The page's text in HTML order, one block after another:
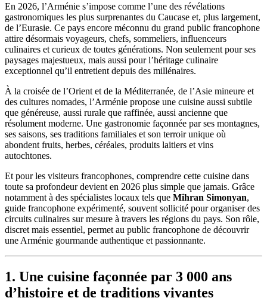
En 2026, l’Arménie s’impose comme l’une des révélations
gastronomiques les plus surprenantes du Caucase et, plus largement,
de l’Eurasie. Ce pays encore méconnu du grand public francophone
attire désormais voyageurs, chefs, sommeliers, influenceurs
culinaires et curieux de toutes générations. Non seulement pour ses
paysages majestueux, mais aussi pour l’héritage culinaire
exceptionnel qu’il entretient depuis des millénaires.
À la croisée de l’Orient et de la Méditerranée, de l’Asie mineure et
des cultures nomades, l’Arménie propose une cuisine aussi subtile
que généreuse, aussi rurale que raffinée, aussi ancienne que
résolument moderne. Une gastronomie façonnée par ses montagnes,
ses saisons, ses traditions familiales et son terroir unique où
abondent fruits, herbes, céréales, produits laitiers et vins
autochtones.
Et pour les visiteurs francophones, comprendre cette cuisine dans
toute sa profondeur devient en 2026 plus simple que jamais. Grâce
notamment à des spécialistes locaux tels que Mihran Simonyan,
guide francophone expérimenté, souvent sollicité pour organiser des
circuits culinaires sur mesure à travers les régions du pays. Son rôle,
discret mais essentiel, permet au public francophone de découvrir
une Arménie gourmande authentique et passionnante.
1. Une cuisine façonnée par 3 000 ans
d’histoire et de traditions vivantes